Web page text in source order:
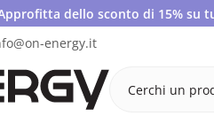
– Approfitta dello sconto di 15%
energy.it
Cerchi un